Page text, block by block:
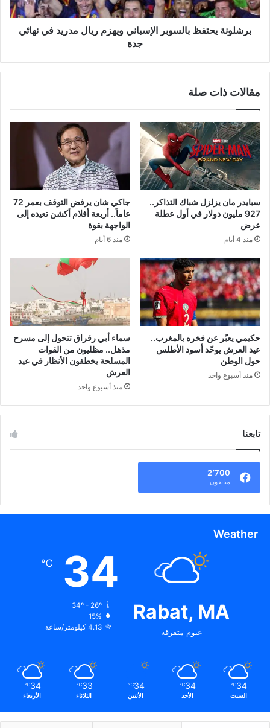
في
نهائي
جدةبرشلونة يحتفظ بالسوبر الإسباني ويهزم ريال مدريد في نهائي
جدة
مقالات ذات صلة
سبايدر مان يزلزل شباك التذاكر..
927 مليون دولار في أول عطلة
عرض
منذ 4 أيام
جاكي شان يرفض التوقف بعمر 72
عاماً.. أربعة أفلام أكشن تعيده إلى
الواجهة بقوة
منذ 6 أيام
حكيمي يعبّر عن فخره بالمغرب..
عيد العرش يوحّد أسود الأطلس
حول الوطن
منذ أسبوع واحد
سماء أبي رقراق تتحول إلى مسرح
مذهل.. مظليون من القوات
المسلحة يخطفون الأنظار في عيد
العرش
منذ أسبوع واحد
تابعنا
2٬700
متابعون
Weather
Rabat, MA
غيوم متفرقة
34
℃
34º - 26º
15%
4.13 كيلومتر/ساعة
34
℃
السبت
34
℃
الأحد
34
℃
الأثنين
33
℃
الثلاثاء
34
℃
الأربعاء